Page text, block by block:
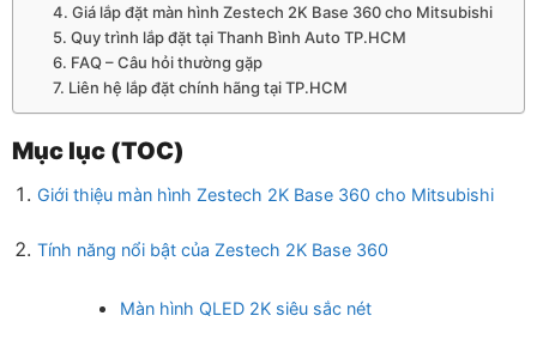
4. Giá lắp đặt màn hình Zestech 2K Base 360 cho Mitsubishi
5. Quy trình lắp đặt tại Thanh Bình Auto TP.HCM
6. FAQ – Câu hỏi thường gặp
7. Liên hệ lắp đặt chính hãng tại TP.HCM
Mục lục (TOC)
Giới thiệu màn hình Zestech 2K Base 360 cho Mitsubishi
Tính năng nổi bật của Zestech 2K Base 360
Màn hình QLED 2K siêu sắc nét